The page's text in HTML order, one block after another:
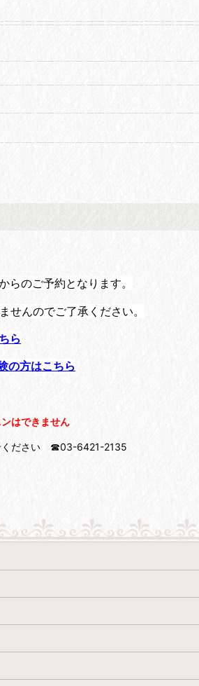
のご予約となります。
せんのでご了承ください。
ら
の方はこちら
はできません
ください ☎03-6421-2135